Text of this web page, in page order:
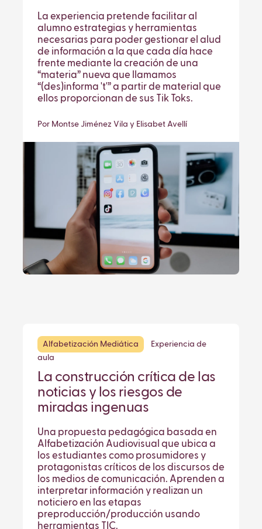
La experiencia pretende facilitar al
alumno estrategias y herramientas
necesarias para poder gestionar el alud
de información a la que cada día hace
frente mediante la creación de una
“materia” nueva que llamamos
“(des)informa 't'” a partir de material que
ellos proporcionan de sus Tik Toks.
Por Montse Jiménez Vila y Elisabet Avellí
Alfabetización Mediática
Experiencia de
aula
La construcción crítica de las
noticias y los riesgos de
miradas ingenuas
Una propuesta pedagógica basada en
Alfabetización Audiovisual que ubica a
los estudiantes como prosumidores y
protagonistas críticos de los discursos de
los medios de comunicación. Aprenden a
interpretar información y realizan un
noticiero en las etapas
preproducción/producción usando
herramientas TIC.